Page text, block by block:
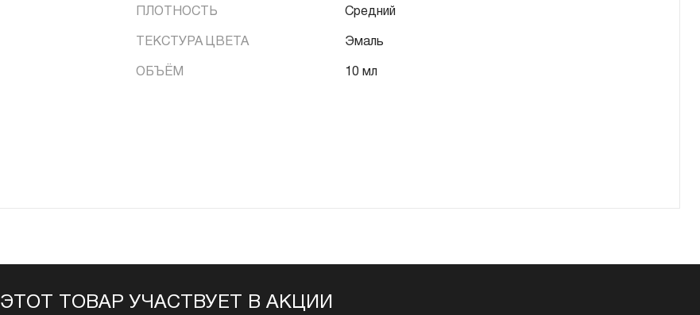
ПЛОТНОСТЬ Средний
ТЕКСТУРА ЦВЕТА Эмаль
ОБЪЁМ 10 мл
ЭТОТ ТОВАР УЧАСТВУЕТ В АКЦИИ